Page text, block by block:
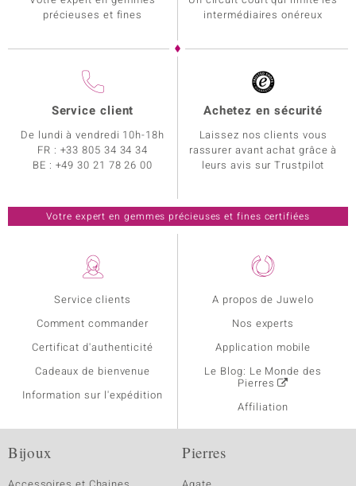
Service clients
Comment commander
Certificat d'authenticité
Cadeaux de bienvenue
Information sur l'expédition
A propos de Juwelo
Nos experts
Application mobile
Le Blog: Le Monde des
Pierres
Affiliation
précieuses et fines
intermédiaires onéreux
Service client
De lundi à vendredi 10h-18h
FR : +33 805 34 34 34
BE : +49 30 21 78 26 00
Achetez en sécurité
Laissez nos clients vous
rassurer avant achat grâce à
leurs avis sur Trustpilot
Votre expert en gemmes précieuses et fines certifiées
Bijoux Pierres